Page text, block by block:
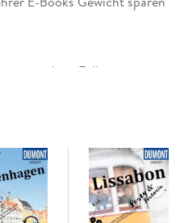
mit ihrer Fülle an
unter die Einwohner
eintauchen und die
den größten Platz
und die Verbotene Stadt,